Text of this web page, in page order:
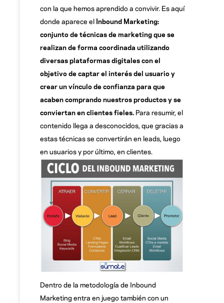
con la que hemos aprendido a convivir. Es aquí
donde aparece el Inbound Marketing:
conjunto de técnicas de marketing que se
realizan de forma coordinada utilizando
diversas plataformas digitales con el
objetivo de captar el interés del usuario y
crear un vínculo de confianza para que
acaben comprando nuestros productos y se
conviertan en clientes fieles. Para resumir, el
contenido llega a desconocidos, que gracias a
estas técnicas se convertirán en leads, luego
en usuarios y por último, en clientes.
Dentro de la metodología de Inbound
Marketing entra en juego también con un